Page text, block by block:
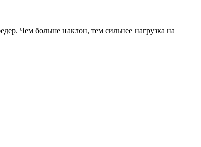
Чем больше наклон, тем сильнее нагрузка на